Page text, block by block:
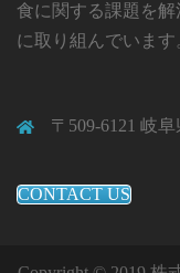
食に関する課題を
に取り組んでいます
〒509-6121 岐
CONTACT US